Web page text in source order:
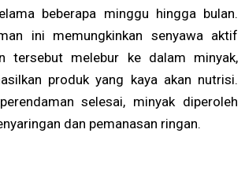
beberapa minggu hingga bulan.
ini memungkinkan senyawa aktif
tersebut melebur ke dalam minyak,
produk yang kaya akan nutrisi.
selesai, minyak diperoleh
dan pemanasan ringan.